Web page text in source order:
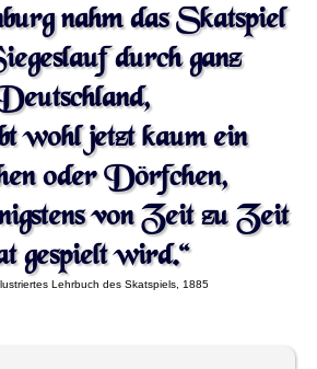
nahm das Skatspiel
durch ganz
wohl jetzt kaum ein
oder Dörfchen,
von Zeit zu Zeit
gespielt wird.“
Lehrbuch des Skatspiels, 1885